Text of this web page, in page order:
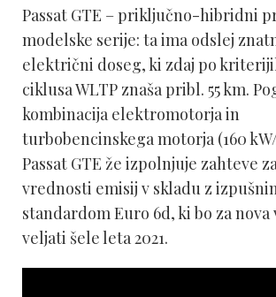
Passat GTE – priključno-hibridni
modelske serije: ta ima odslej
električni doseg, ki zdaj po
ciklusa WLTP znaša pribl. 55 km.
kombinacija elektromotorja in
turbobencinskega motorja (160
Passat GTE že izpolnjuje zahteve
vrednosti emisij v skladu z
standardom Euro 6d, ki bo za nova
veljati šele leta 2021.